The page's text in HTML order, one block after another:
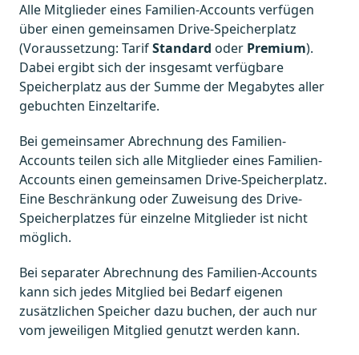
Alle Mitglieder eines Familien-Accounts verfügen
über einen gemeinsamen Drive-Speicherplatz
(Voraussetzung: TarifStandard oder Premium).
Dabei ergibt sich der insgesamt verfügbare
Speicherplatz aus der Summe der Megabytes aller
gebuchten Einzeltarife.
Bei gemeinsamer Abrechnung des Familien-
Accounts teilen sich alle Mitglieder eines Familien-
Accounts einen gemeinsamen Drive-Speicherplatz.
Eine Beschränkung oder Zuweisung des Drive-
Speicherplatzes für einzelne Mitglieder ist nicht
möglich.
Bei separater Abrechnung des Familien-Accounts
kann sich jedes Mitglied bei Bedarf eigenen
zusätzlichen Speicher dazu buchen, der auch nur
vom jeweiligen Mitglied genutzt werden kann.